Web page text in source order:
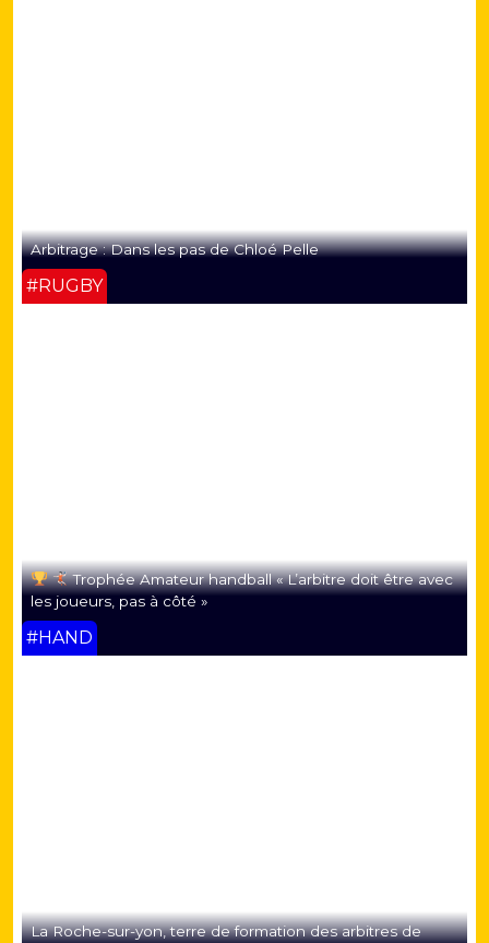
Arbitrage : Dans les pas de Chloé Pelle
#RUGBY
Trophée Amateur handball « L’arbitre doit être avec
les joueurs, pas à côté »
#HAND
La Roche-sur-yon, terre de formation des arbitres de